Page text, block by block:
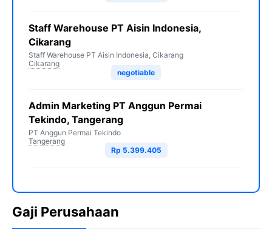
Staff Warehouse PT Aisin Indonesia,
Cikarang
Staff Warehouse PT Aisin Indonesia, Cikarang
Cikarang
negotiable
Admin Marketing PT Anggun Permai
Tekindo, Tangerang
PT Anggun Permai Tekindo
Tangerang
Rp 5.399.405
Gaji Perusahaan